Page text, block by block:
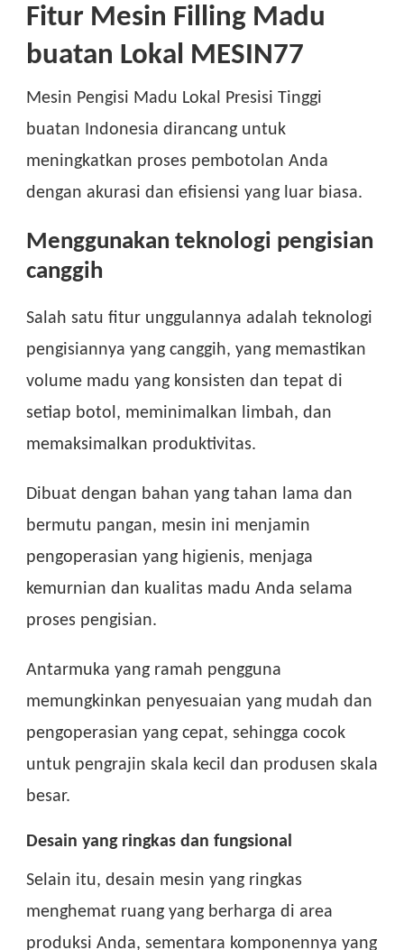
Fitur Mesin Filling Madu
buatan Lokal MESIN77
Mesin Pengisi Madu Lokal Presisi Tinggi
buatan Indonesia dirancang untuk
meningkatkan proses pembotolan Anda
dengan akurasi dan efisiensi yang luar biasa.
Menggunakan teknologi pengisian
canggih
Salah satu fitur unggulannya adalah teknologi
pengisiannya yang canggih, yang memastikan
volume madu yang konsisten dan tepat di
setiap botol, meminimalkan limbah, dan
memaksimalkan produktivitas.
Dibuat dengan bahan yang tahan lama dan
bermutu pangan, mesin ini menjamin
pengoperasian yang higienis, menjaga
kemurnian dan kualitas madu Anda selama
proses pengisian.
Antarmuka yang ramah pengguna
memungkinkan penyesuaian yang mudah dan
pengoperasian yang cepat, sehingga cocok
untuk pengrajin skala kecil dan produsen skala
besar.
Desain yang ringkas dan fungsional
Selain itu, desain mesin yang ringkas
menghemat ruang yang berharga di area
produksi Anda, sementara komponennya yang